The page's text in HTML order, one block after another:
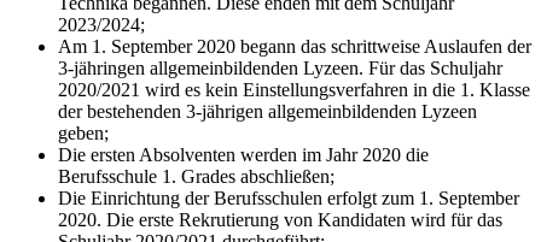
2023/2024;
Am 1. September 2020 begann das schrittweise Auslaufen der
3-jähringen allgemeinbildenden Lyzeen. Für das Schuljahr
2020/2021 wird es kein Einstellungsverfahren in die 1. Klasse
der bestehenden 3-jährigen allgemeinbildenden Lyzeen
geben;
Die ersten Absolventen werden im Jahr 2020 die
Berufsschule 1. Grades abschließen;
Die Einrichtung der Berufsschulen erfolgt zum 1. September
2020. Die erste Rekrutierung von Kandidaten wird für das